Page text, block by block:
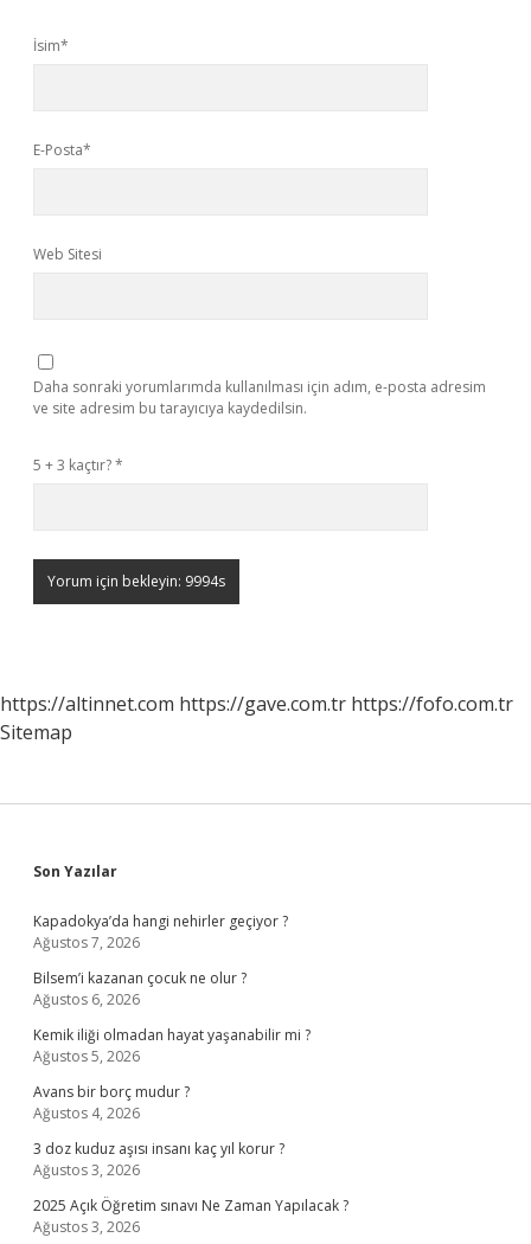
İsim*
E-Posta*
Web Sitesi
Daha sonraki yorumlarımda kullanılması için adım, e-posta adresim
ve site adresim bu tarayıcıya kaydedilsin.
5 + 3 kaçtır?*
https://altinnet.com https://gave.com.tr https://fofo.com.tr
Sitemap
Sidebar
Son Yazılar
Kapadokya’da hangi nehirler geçiyor ?
Ağustos 7, 2026
Bilsem’i kazanan çocuk ne olur ?
Ağustos 6, 2026
Kemik iliği olmadan hayat yaşanabilir mi ?
Ağustos 5, 2026
Avans bir borç mudur ?
Ağustos 4, 2026
3 doz kuduz aşısı insanı kaç yıl korur ?
Ağustos 3, 2026
2025 Açık Öğretim sınavı Ne Zaman Yapılacak ?
Ağustos 3, 2026